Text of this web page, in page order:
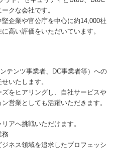
クな会社です。
企業や官公庁を中心に約14,000社
高い評価をいただいています。
テンツ事業者、DC事業者等）への
いたします。
をヒアリングし、自社サービスや
営業としても活躍いただきます。
アへ挑戦いただけます。
務
ネス領域を追求したプロフェッシ